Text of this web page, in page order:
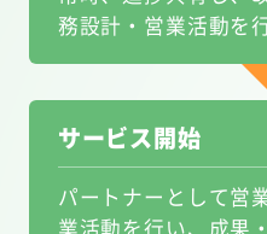
務設計・営業活動を
サービス開始
パートナーとして営
業活動を行い、成果